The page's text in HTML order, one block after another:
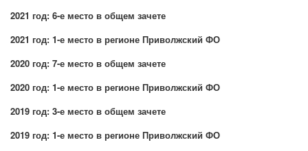
2021 год: 6-е место в общем зачете
2021 год: 1-е место в регионе Приволжский ФО
2020 год: 7-е место в общем зачете
2020 год: 1-е место в регионе Приволжский ФО
2019 год: 3-е место в общем зачете
2019 год: 1-е место в регионе Приволжский ФО